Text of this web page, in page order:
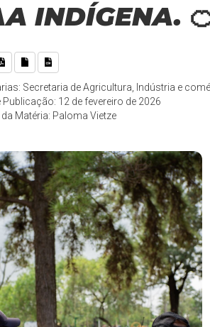
INDÍGENA.
Secretaria de Agricultura, Indústria e
Publicação: 12 de fevereiro de 2026
Matéria: Paloma Vietze